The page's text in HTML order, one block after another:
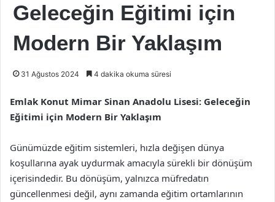
Geleceğin Eğitimi için
Modern Bir Yaklaşım
31 Ağustos 2024 4 dakika okuma süresi
Emlak Konut Mimar Sinan Anadolu Lisesi: Geleceğin
Eğitimi için Modern Bir Yaklaşım
Günümüzde eğitim sistemleri, hızla değişen dünya
koşullarına ayak uydurmak amacıyla sürekli bir dönüşüm
içerisindedir. Bu dönüşüm, yalnızca müfredatın
güncellenmesi değil, aynı zamanda eğitim ortamlarının